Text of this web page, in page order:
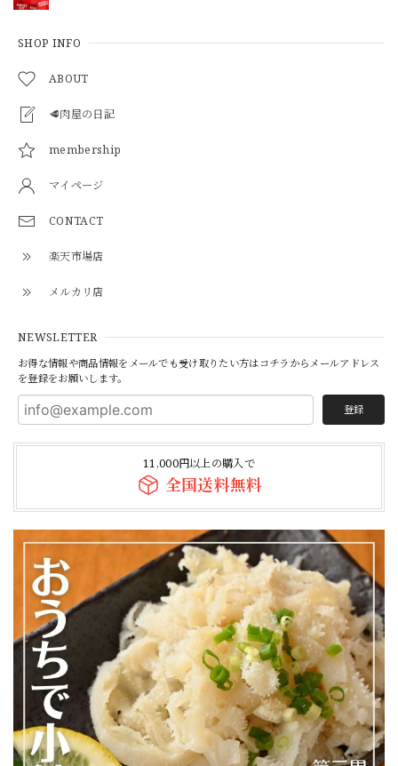
SHOP INFO
ABOUT
🥩肉屋の日記
membership
マイページ
CONTACT
楽天市場店
メルカリ店
NEWSLETTER
お得な情報や商品情報をメールでも受け取りたい方はコチラからメールアドレス
を登録をお願いします。
登録
11,000円以上の購入で
全国送料無料